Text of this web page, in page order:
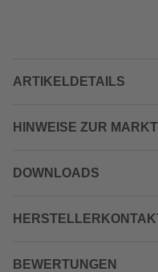
ARTIKELDETAILS
HINWEISE ZUR
DOWNLOADS
BEWERTUNGEN